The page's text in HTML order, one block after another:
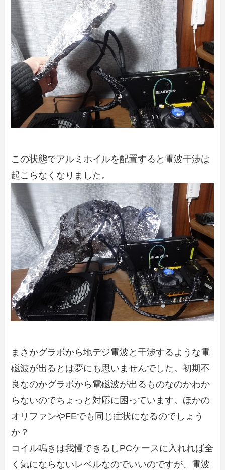
この状態でアルミホイルを配置すると電波干渉は
起こらなくなりました。
まさかグラボから地デジ電波と干渉するような電
磁波が出るとは夢にも思いませんでした。初期不
良なのかグラボから電磁波が出るものなのかわか
らないのでちょっと対応に困っています。ほかの
オリファンやFEでも同じ症状になるのでしょう
か？
コイル鳴きは我慢できるしPCケースに入れれば全
く気にならないレベルなのでいいのですが、電波